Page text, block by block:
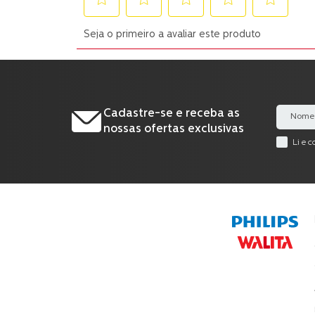
Cadastre-se e receba as
nossas ofertas exclusivas
Li e